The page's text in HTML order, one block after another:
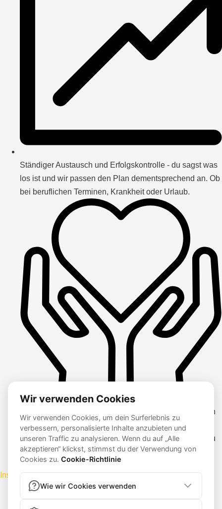
Ständiger Austausch und Erfolgskontrolle - du sagst was
los ist und wir passen den Plan dementsprechend an. Ob
bei beruflichen Terminen, Krankheit oder Urlaub.
Es ist okay, mal schlecht drauf zu sein. Keine Motivation
zu haben. Und gleichzeitig finden wir gemeinsam
bestimmt einen Weg, das innere Feuer immer wieder zu
entfachen.
Instagram